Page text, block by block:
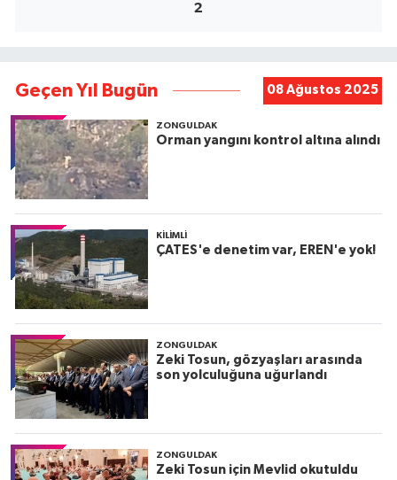
2
Geçen Yıl Bugün 08 Ağustos 2025
ZONGULDAK
Orman yangını kontrol altına alındı
KILIMLI
ÇATES'e denetim var, EREN'e yok!
ZONGULDAK
Zeki Tosun, gözyaşları arasında
son yolculuğuna uğurlandı
ZONGULDAK
Zeki Tosun için Mevlid okutuldu